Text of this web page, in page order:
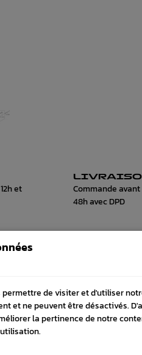
et
Commande
48h avec DPD
de visiter et d'utiliser
et ne peuvent être désactivés.
la pertinence de notre